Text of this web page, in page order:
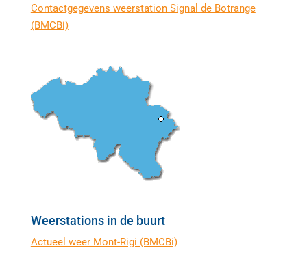
Contactgegevens weerstation Signal de Botrange
(BMCBi)
Weerstations in de buurt
Actueel weer Mont-Rigi (BMCBi)